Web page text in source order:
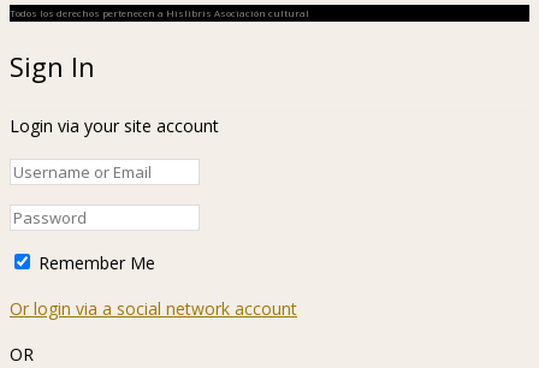
Todos los derechos pertenecen a Hislibris Asociación cultural
Sign In
Login via your site account
Remember Me
Or login via a social network account
OR